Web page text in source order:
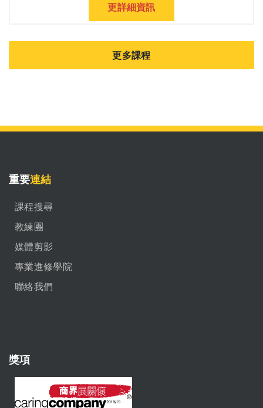
更詳細資訊
更多課程
重要連結
課程搜尋
教練團
媒體剪影
專業進修學院
聯絡我們
獎項